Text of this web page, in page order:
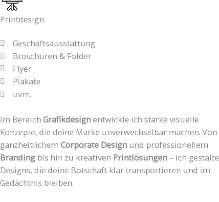
Printdesign
Geschäftsausstattung
Broschüren & Folder
Flyer
Plakate
uvm.
Im Bereich Grafikdesignentwickle ich starke visuelle
Konzepte, die deine Marke unverwechselbar machen. Von
ganzheitlichem Corporate Design und professionellem
Branding bis hin zu kreativen Printlösungen – ich gestalte
Designs, die deine Botschaft klar transportieren und im
Gedächtnis bleiben.